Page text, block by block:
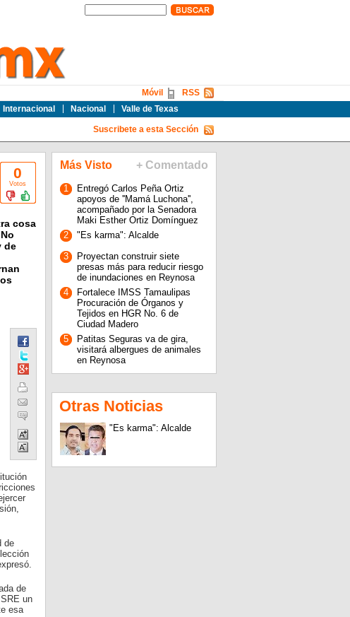
Internacional Nacional Valle de Texas
RSS
Móvil
Suscribete a esta Sección
0
Votos
cosa
de
de
de
un
esa
Más Visto + Comentado
1
Entregó Carlos Peña Ortiz
apoyos de ''Mamá Luchona'',
acompañado por la Senadora
Maki Esther Ortiz Domínguez
2
"Es karma": Alcalde
3
Proyectan construir siete
presas más para reducir riesgo
de inundaciones en Reynosa
4
Fortalece IMSS Tamaulipas
Procuración de Órganos y
Tejidos en HGR No. 6 de
Ciudad Madero
5
Patitas Seguras va de gira,
visitará albergues de animales
en Reynosa
Otras Noticias
"Es karma": Alcalde